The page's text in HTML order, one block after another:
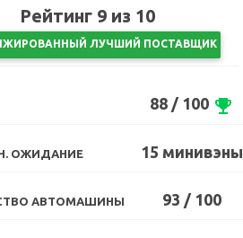
Рейтинг 9 из 10
ЛУЧШИЙ ПОСТАВЩИК
88 / 100 emoji_events
ОЖИДАНИЕ 15 минивэны
АВТОМАШИНЫ 93 / 100